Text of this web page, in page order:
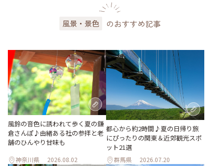
風景・景色 のおすすめ記事
風鈴の音色に誘われて歩く夏の鎌
倉さんぽ♪由緒ある社の参拝と老
舗のひんやり甘味も
神奈川県 2026.08.02
都心から約2時間♪夏の日帰り旅
にぴったりの関東＆近郊観光スポ
ット21選
群馬県 2026.07.20